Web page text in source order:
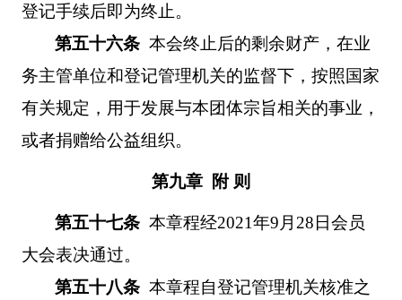
登记手续后即为终止。
第五十六条 本会终止后的剩余财产，在业
务主管单位和登记管理机关的监督下，按照国家
有关规定，用于发展与本团体宗旨相关的事业，
或者捐赠给公益组织。
第九章 附 则
第五十七条 本章程经2021年9 月 28日会员
大会表决通过。
第五十八条 本章程自登记管理机关核准之